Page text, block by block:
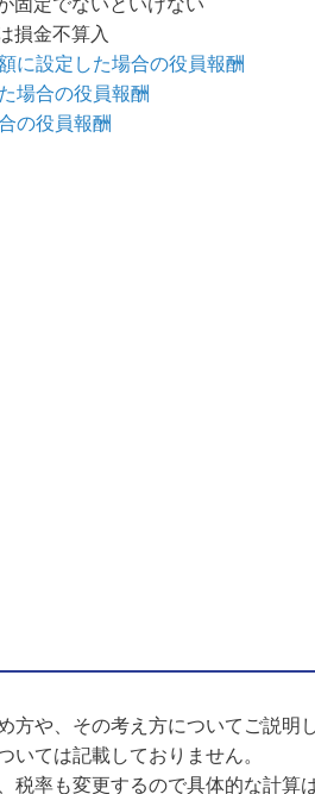
損金不算入
に設定した場合の役員報酬
場合の役員報酬
の役員報酬
方や、その考え方についてご説明
いては記載しておりません。
税率も変更するので具体的な計算